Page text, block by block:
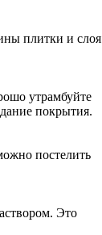
плитки и слоя
утрамбуйте
покрытия.
постелить
Это